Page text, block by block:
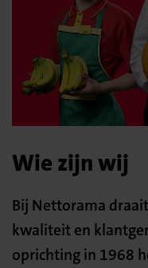
Wie zijn wij
Bij Nettorama
kwaliteit en
oprichting in 1968